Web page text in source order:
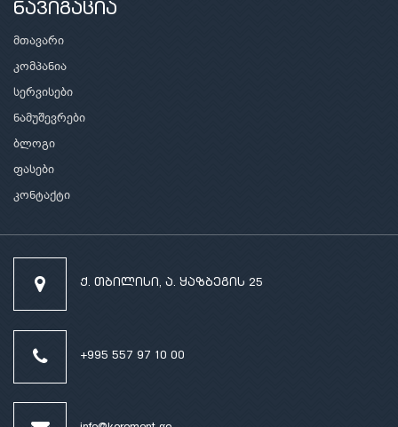
ნავიგაცია
მთავარი
კომპანია
სერვისები
ნამუშევრები
ბლოგი
ფასები
კონტაქტი
ქ. თბილისი, ა. ყაზბეგის 25
+995 557 97 10 00